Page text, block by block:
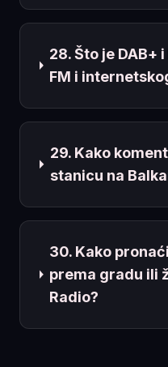
28. Što je DAB+
FM i
29. Kako
stanicu na
30. Kako
prema gradu ili
Radio?